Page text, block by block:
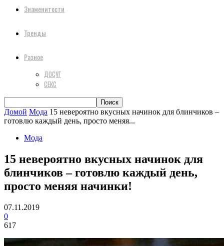
Знаменитости
Тренды
Разное
ДОСУГ
СЕКС
Домой Мода 15 невероятно вкусных начинок для блинчиков –
готовлю каждый день, просто меняя...
Мода
15 невероятно вкусных начинок для
блинчиков – готовлю каждый день,
просто меняя начинки!
07.11.2019
0
617